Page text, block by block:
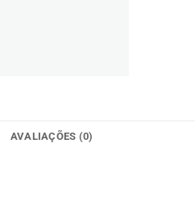
AVALIAÇÕES (0)